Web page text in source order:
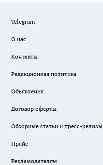
Telegram
О нас
Контакты
Редакционная политика
Объявления
Договор оферты
Обзорные статьи и пресс-релизы
Прайс
Рекламодателям